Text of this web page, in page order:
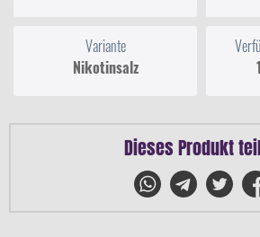
Variante
Nikotinsalz
Dieses Produkt